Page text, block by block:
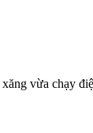
vừa chạy